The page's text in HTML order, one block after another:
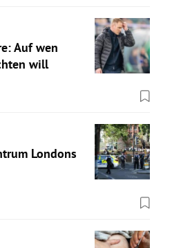
Auf wen
will
Londons